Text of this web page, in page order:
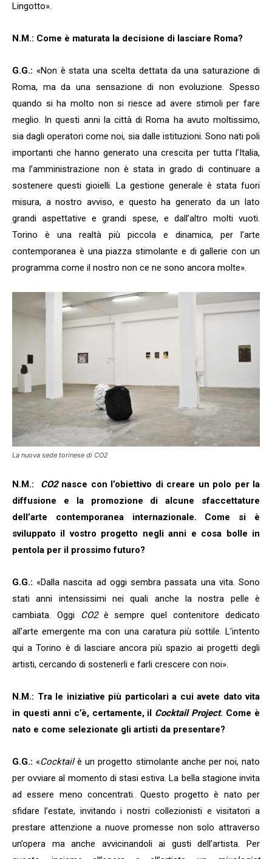
Lingotto».
N.M.: Come è maturata la decisione di lasciare Roma?
G.G.: «Non è stata una scelta dettata da una saturazione di
Roma, ma da una sensazione di non evoluzione. Spesso
quando si ha molto non si riesce ad avere stimoli per fare
meglio. In questi anni la città di Roma ha avuto moltissimo,
sia dagli operatori come noi, sia dalle istituzioni. Sono nati poli
importanti che hanno generato una crescita per tutta l’Italia,
ma l’amministrazione non è stata in grado di continuare a
sostenere questi gioielli. La gestione generale è stata fuori
misura, a nostro avviso, e questo ha generato da un lato
grandi aspettative e grandi spese, e dall’altro molti vuoti.
Torino è una realtà più piccola e dinamica, per l’arte
contemporanea è una piazza stimolante e di gallerie con un
programma come il nostro non ce ne sono ancora molte».
La nuova sede torinese di CO2
N.M.: CO2nasce con l’obiettivo di creare un polo per la
diffusione e la promozione di alcune sfaccettature
dell’arte contemporanea internazionale. Come si è
sviluppato il vostro progetto negli anni e cosa bolle in
pentola per il prossimo futuro?
G.G.: «Dalla nascita ad oggi sembra passata una vita. Sono
stati anni intensissimi nei quali anche la nostra pelle è
cambiata. Oggi CO2è sempre quel contenitore dedicato
all’arte emergente ma con una caratura più sottile. L’intento
qui a Torino è di lasciare ancora più spazio ai progetti degli
artisti, cercando di sostenerli e farli crescere con noi».
N.M.: Tra le iniziative più particolari a cui avete dato vita
in questi anni c’è, certamente, il Cocktail Project. Come è
nato e come selezionate gli artisti da presentare?
G.G.: «Cocktailè un progetto stimolante anche per noi, nato
per ovviare al momento di stasi estiva. La bella stagione invita
ad essere meno concentrati. Questo progetto è nato per
sfidare l’estate, invitando i nostri collezionisti e visitatori a
prestare attenzione a nuove promesse non solo attraverso
un’opera ma anche avvicinandoli ai gusti dell’artista. Per